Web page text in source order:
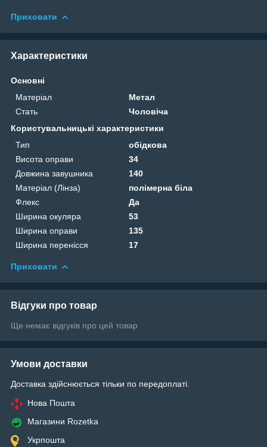
Приховати
Характеристики
Основні
Матеріал
Метал
Стать
Чоловіча
Користувальницькі характеристики
Тип
обідкова
Висота оправи
34
Довжина завушника
140
Матеріал (Лінза)
полімерна біла
Флекс
Да
Ширина окуляра
53
Ширина оправи
135
Ширина перенісся
17
Приховати
Відгуки про товар
Ще немає відгуків про цей товар
Умови доставки
Доставка здійснюється тільки по передоплаті.
Нова Пошта
Магазини Rozetka
Укрпошта